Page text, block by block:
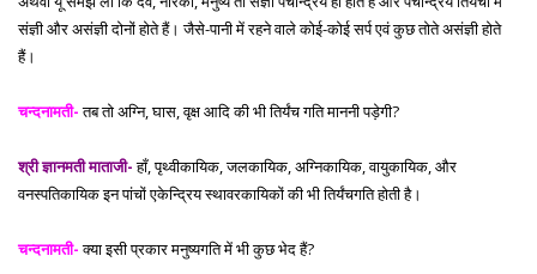
संज्ञी और असंज्ञी दोनों होते हैं। जैसे-पानी में रहने वाले कोई-कोई सर्प एवं कुछ तोते असंज्ञी होते
हैं।
चन्दनामती-तब तो अग्नि, घास, वृक्ष आदि की भी तिर्यंच गति माननी पड़ेगी?
श्री ज्ञानमती माताजी-हाँ, पृथ्वीकायिक, जलकायिक, अग्निकायिक, वायुकायिक, और
वनस्पतिकायिक इन पांचों एकेन्द्रिय स्थावरकायिकों की भी तिर्यंचगति होती है।
चन्दनामती-क्या इसी प्रकार मनुष्यगति में भी कुछ भेद हैं?